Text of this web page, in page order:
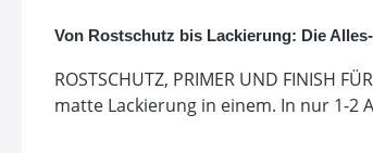
Von Rostschutz bis Lackierung: Die
ROSTSCHUTZ, PRIMER UND FINISH
matte Lackierung in einem. In nur 1-2